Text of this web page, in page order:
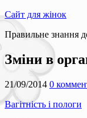
Сайт для жінок
Правильне знання
Зміни в
21/09/2014 0
Вагітність і пологи